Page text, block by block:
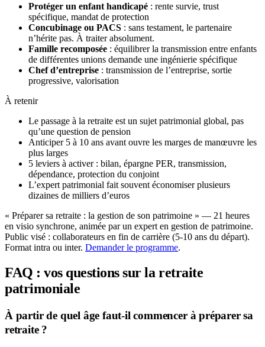
Protéger un enfant handicapé : rente survie, trust
spécifique, mandat de protection
Concubinage ou PACS : sans testament, le partenaire
n’hérite pas. À traiter absolument.
Famille recomposée : équilibrer la transmission entre enfants
de différentes unions demande une ingénierie spécifique
Chef d’entreprise : transmission de l’entreprise, sortie
progressive, valorisation
À retenir
Le passage à la retraite est un sujet patrimonial global, pas
qu’une question de pension
Anticiper 5 à 10 ans avant ouvre les marges de manœuvre les
plus larges
5 leviers à activer : bilan, épargne PER, transmission,
dépendance, protection du conjoint
L’expert patrimonial fait souvent économiser plusieurs
dizaines de milliers d’euros
« Préparer sa retraite : la gestion de son patrimoine » — 21 heures
en visio synchrone, animée par un expert en gestion de patrimoine.
Public visé : collaborateurs en fin de carrière (5-10 ans du départ).
Format intra ou inter. Demander le programme.
FAQ : vos questions sur la retraite
patrimoniale
À partir de quel âge faut-il commencer à préparer sa
retraite ?